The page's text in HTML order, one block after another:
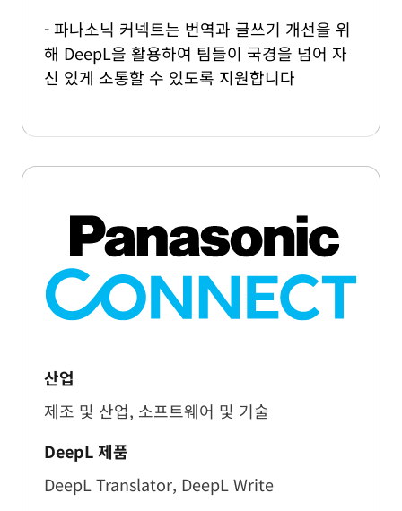
- 파나소닉 커넥트는 번역과 글쓰기 개선을 위
해 DeepL을 활용하여 팀들이 국경을 넘어 자
신 있게 소통할 수 있도록 지원합니다
산업
제조 및 산업, 소프트웨어 및 기술
DeepL 제품
DeepL Translator, DeepL Write